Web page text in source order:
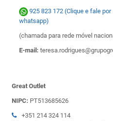
925 823 172 (Clique e fale por
whatsapp)
(chamada para rede móvel
E-mail:
Great Outlet
NIPC: PT513685626
+351 214 324 114